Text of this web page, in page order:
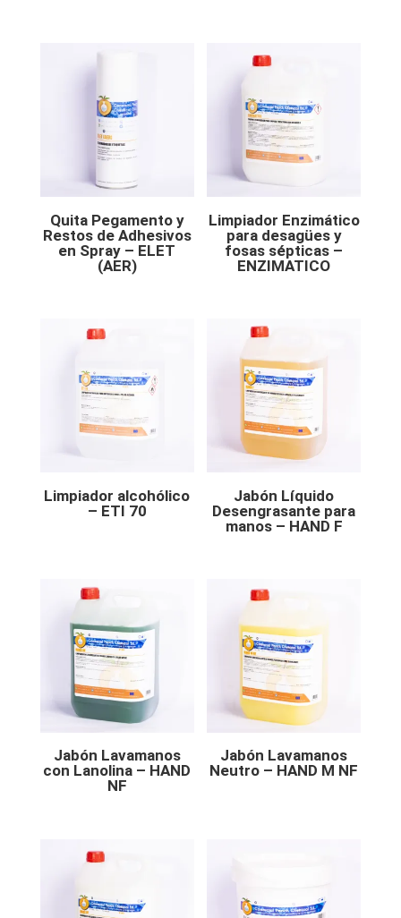
Quita Pegamento y
Restos de Adhesivos
en Spray – ELET
(AER)
Limpiador Enzimático
para desagües y
fosas sépticas –
ENZIMATICO
Limpiador alcohólico
– ETI 70
Jabón Líquido
Desengrasante para
manos – HAND F
Jabón Lavamanos
con Lanolina – HAND
NF
Jabón Lavamanos
Neutro – HAND M NF